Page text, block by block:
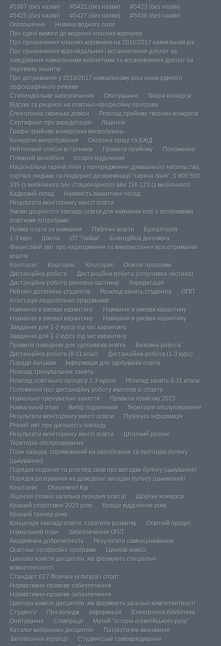
#5387 (без назви)
#5421 (без назви)
#5423 (без назви)
#5425 (без назви)
#5427 (без назви)
#5436 (без назви)
Оголошення
Новини водного поло
Про єдині вимоги до ведення класних журналів
Про призначення класних керівників на 2016/2017 навчальний рік
Про призначення відповідальних і встановлення доплат за
завідування навчальними кабінетами та встановлення доплат за
перевірку зошитів
Про дотримання у 2016/2017 навчальному році норм єдиного
орфографічного режиму
Стипендіальне забезпечення
Опитування
Творчі конкурси
Відгуки та рецензії на освітньо-професійну програму
Електронна скринька довіри
Розклад прийому творчих конкурсів
Сертифікат про акредитацію
Ліцензія
Графік прийому конкурсних випробувань
Конкурсні випробування
Охорона праці та БЖД
Рейтиговий список вступників
Правила прийому
Положення
Пляжний волейбол
Історія відділення
Національна гаряча лінія з попередження домашнього насильства,
торгівлі людьми та ґендерної дискримінації “гаряча лінія”, 0 800 500
335 (з мобільного або стаціонарного) або 116 123 (з мобільного)
Кадровий склад
Наявність вакантних посад
Результати моніторингу якості освіти
Умови досупності закладу освіти для навчання осіб з особливими
освітніми потребами
Розмір плати за навчання
Публічні кошти
Бухгалтерія
1-3 курс
Школа ОТ “Чайка”
Благодійна допомога
Фінансовий звіт про надходження та використання всіх отриманих
коштів
Кошторис
Кошторис Кошторис
Освітні програми
Дистанційна робота
Дистанційна робота (спортивна частина)
Дистанційна робота (виховна частина)
Акредитація
Рейтинг досягнень студентів
Розклад занять студентів
ОПП
Атестація педагогічних працівників
Навчання в умовах карантину
Навчання в умовах карантину
Навчання в умовах карантину
Навчання в умовах карантину
Завдання для 1-2 курсу під час карантину
Завдання для 1-2 курсу під час карантину
Правила поведінки для здобувачів освіти
Виховна робота
Дистанційна робота (8-11 клас)
Дистанційна робота (1-3 курс)
Поради батькам
Інформація для здобувачів освіти
Розклад тренувальних занять
Розклад освітнього процесу 1-3 курсів
Розклад занять 8-11 класи
Положення про дистанційну роботу вчителів зі спорту
Навчально-тренувальні заняття
Правила прийому 2023
Навчальний план
Вибір підручників
Територія обслуговування
Результати моніторингу якості освіти
Публічна інформація
Річний звіт про діяльність закладу
Результати моніторингу якості освіти
Штатний розпис
Територія обслуговування
План заходів, спрямований на запобігання та протидію булінгу
(цькуванню)
Порядок подання та розгляд заяв про випадки булінгу (цькування)
Порядок реагування на доведенні випадки булінгу (цькування)
Кошторис
Обережно! Кір.
Ліцензія (повна загальна середня освіта)
Щорічні конкурси
Кращий спортсмен 2025 року
Краще відділення року
Кращий тренер року
Концепція закладу освіти, стратегія розвитку
Освітній процес
Навчальний план
Забезпечення ОПП
Академічна доброчесність
Результати самооцінювання
Освітньо-професійні програми
Циклові комісії
Циклова комісія дисциплін, які формують спеціальні
компетентності
Стандарт 017 Фізична культура і спорт
Нормативно-правове забезпечення
Нормативно-правове забезпечення
Циклова комісія дисциплін, які формують загальні компетентності
Студенту
Про коледж Інформація
Електронна бібліотека
Опитування
Співпраця
Музей “Історія олімпійського руху”
Каталог вибіркових дисциплін
Патріотичне виховання
Запобігання корупції
Студентське самоврядування